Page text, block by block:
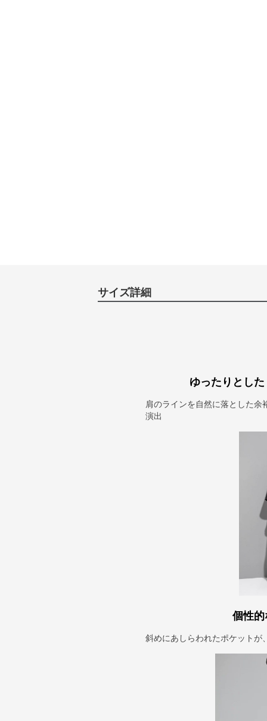
サイズ詳細
ゆったりとし
肩のラインを自然に落とした余
演出
個性
斜めにあしらわれたポケットが